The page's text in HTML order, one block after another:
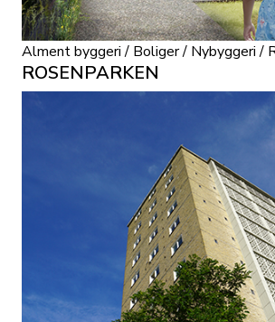
Alment byggeri / Boliger / Nybyggeri /
ROSENPARKEN